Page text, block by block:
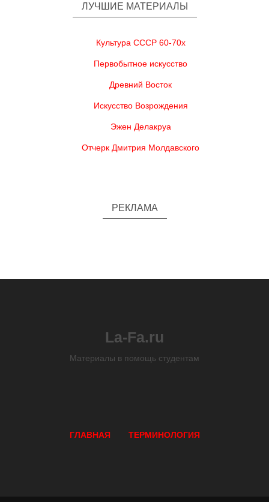
ЛУЧШИЕ МАТЕРИАЛЫ
Культура СССР 60-70х
Первобытное искусство
Древний Восток
Искусство Возрождения
Эжен Делакруа
Отчерк Дмитрия Молдавского
РЕКЛАМА
La-Fa.ru
Материалы в помощь студентам
ГЛАВНАЯ ТЕРМИНОЛОГИЯ